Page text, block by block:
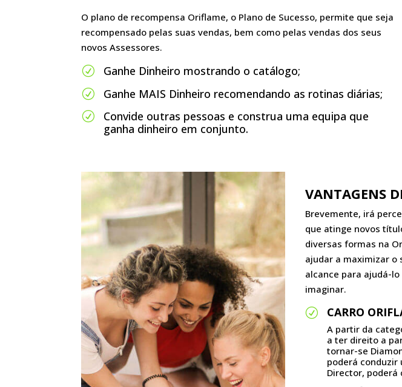
O plano de recompensa Oriflame, o Plano de Sucesso, permite que seja
recompensado pelas suas vendas, bem como pelas vendas dos seus
novos Assessores.
R
Ganhe Dinheiro mostrando o catálogo;
R Ganhe MAIS Dinheiro recomendando as rotinas diárias;
R
Convide outras pessoas e construa uma equipa que
ganha dinheiro em conjunto.
VANTAGENS
Brevemente, irá
que atinge novos
diversas formas na
ajudar a maximizar o
alcance para ajudá-
imaginar.
R
CARRO
A partir da
a ter direito a
tornar-se
poderá conduzir
Director, poderá